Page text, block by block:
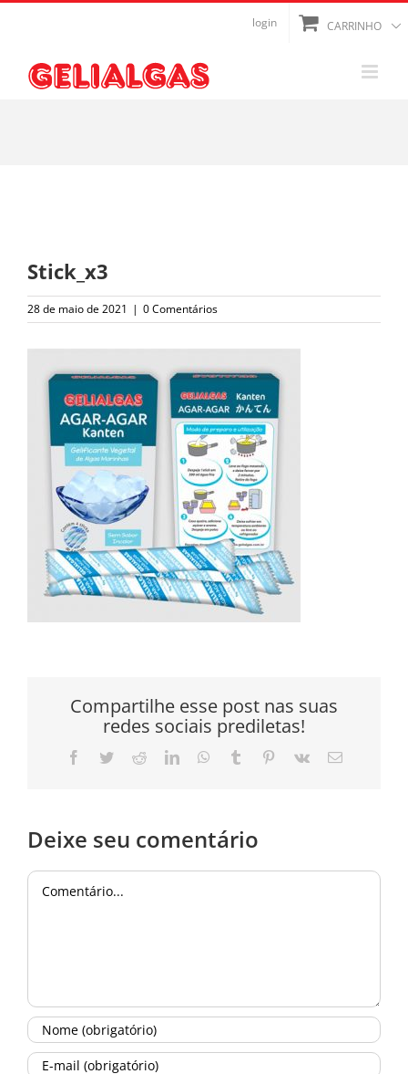
conteúdo
login CARRINHO
Stick_x3
28 de maio de 2021 | 0 Comentários
Compartilhe esse post nas suas
redes sociais prediletas!
Facebook
TwitterRedditLinkedInWhatsApp
Tumblr Pinterest
Vk
E-
Deixe seu comentário
Comentário